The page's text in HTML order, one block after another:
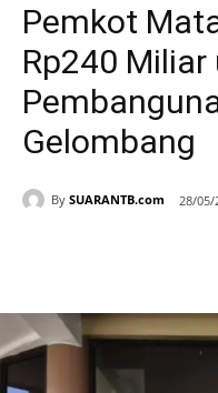
Pemkot
Rp240
Gelombang
By SUARANTB.com 28/05/